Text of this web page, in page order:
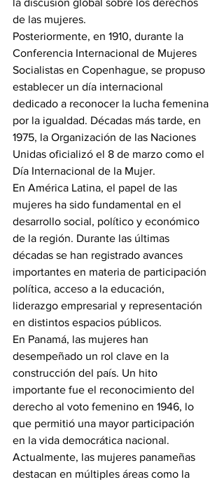
la discusión global sobre los derechos
de las mujeres.
Posteriormente, en 1910, durante la
Conferencia Internacional de Mujeres
Socialistas en Copenhague, se propuso
establecer un día internacional
dedicado a reconocer la lucha femenina
por la igualdad. Décadas más tarde, en
1975, la Organización de las Naciones
Unidas oficializó el 8 de marzo como el
Día Internacional de la Mujer.
En América Latina, el papel de las
mujeres ha sido fundamental en el
desarrollo social, político y económico
de la región. Durante las últimas
décadas se han registrado avances
importantes en materia de participación
política, acceso a la educación,
liderazgo empresarial y representación
en distintos espacios públicos.
En Panamá, las mujeres han
desempeñado un rol clave en la
construcción del país. Un hito
importante fue el reconocimiento del
derecho al voto femenino en 1946, lo
que permitió una mayor participación
en la vida democrática nacional.
Actualmente, las mujeres panameñas
destacan en múltiples áreas como la